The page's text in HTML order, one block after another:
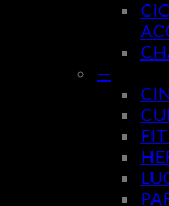
—